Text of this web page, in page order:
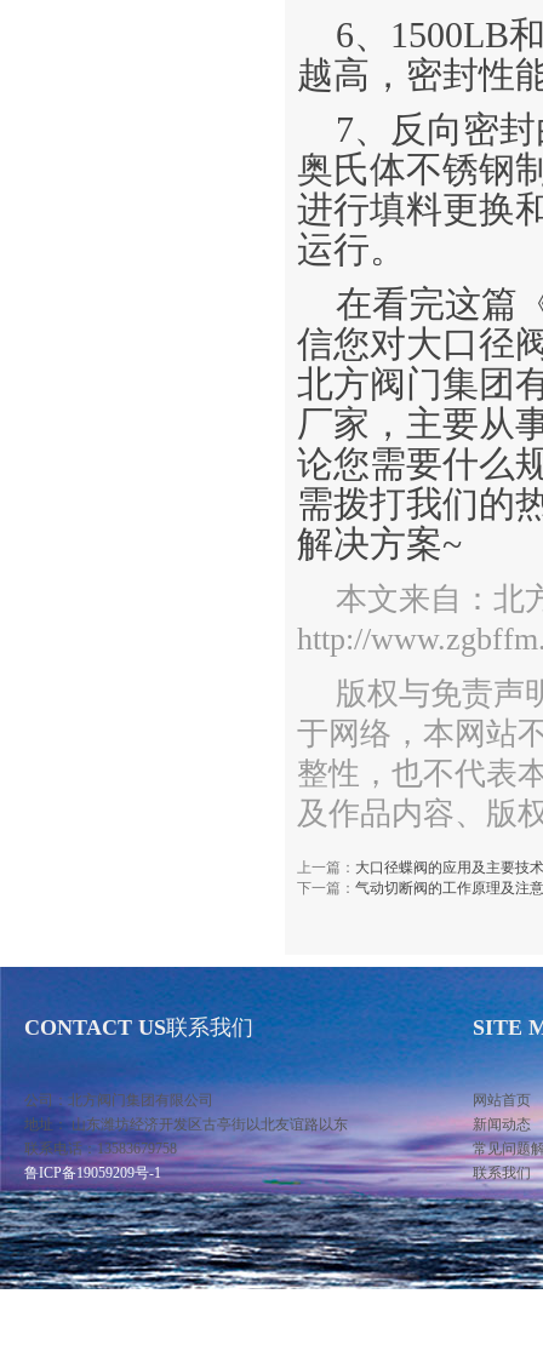
6、1500LB
越高，密封性
7、反向密
奥氏体不锈钢
进行填料更换
运行。
在看完这篇
信您对大口径
北方阀门集团
厂家，主要从
论您需要什么
需拨打我们的
解决方案~
本文来自：北
http://
版权与免责声
于网络，本网站
整性，也不代表
及作品内容、版
上一篇： 大口径蝶阀的应用及主要技
下一篇： 气动切断阀的工作原理及注
CONTACT US联系我们
公司：北方阀门集团有限公司
地址： 山东潍坊经济开发区古亭街以北友谊路以东
联系电话：13583679758
鲁ICP备19059209号-1
SITE
网站首页
新闻动态
常见问题
联系我们